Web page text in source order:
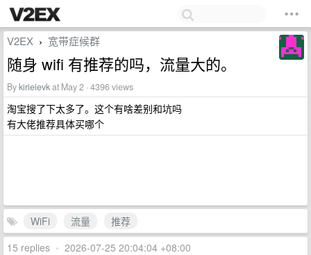
V2EX › 宽带症候群
随身 wifi 有推荐的吗，流量大的。
Bykirieievkat May 2 · 4396 views
淘宝搜了下太多了。这个有啥差别和坑吗
有大佬推荐具体买哪个
WiFi 流量
推荐
15 replies • 2026-07-25 20:04:04 +08:00